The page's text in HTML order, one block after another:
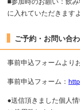
■参加時のお願い：飲
に入れていただきます
ご予約・お問い合
事前申込フォームより
事前申込フォーム：
●送信頂きました個人